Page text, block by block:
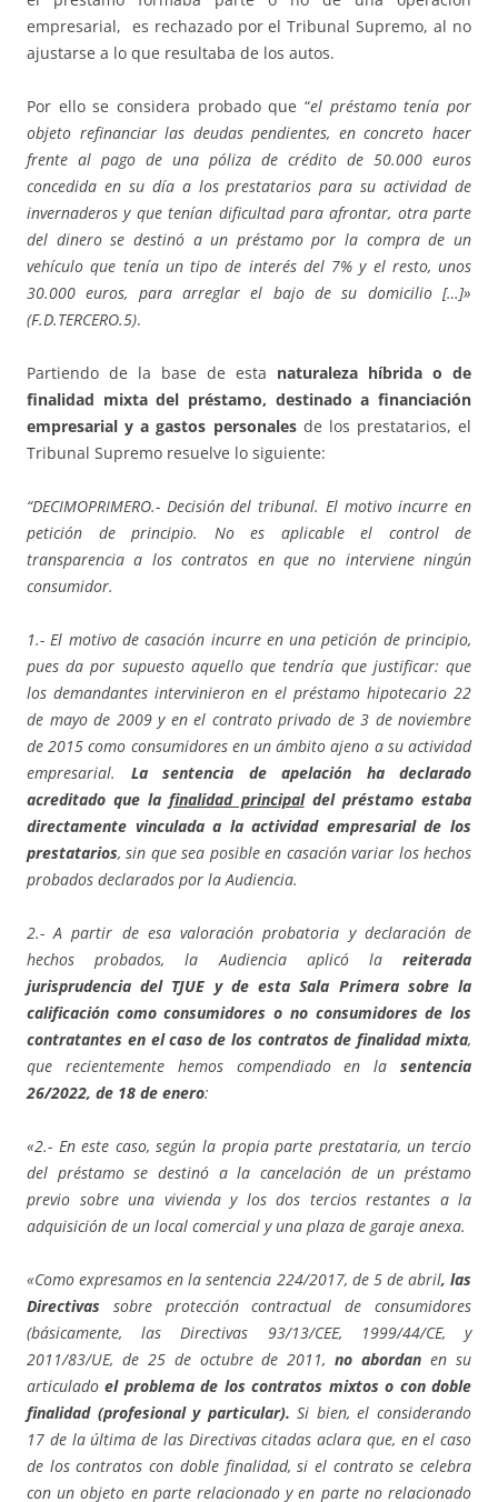
empresarial, es rechazado por el Tribunal Supremo, al no
ajustarse a lo que resultaba de los autos.
Por ello se considera probado que “el préstamo tenía por
objeto refinanciar las deudas pendientes, en concreto hacer
frente al pago de una póliza de crédito de 50.000 euros
concedida en su día a los prestatarios para su actividad de
invernaderos y que tenían dificultad para afrontar, otra parte
del dinero se destinó a un préstamo por la compra de un
vehículo que tenía un tipo de interés del 7% y el resto, unos
30.000 euros, para arreglar el bajo de su domicilio […]»
(F.D.TERCERO.5).
Partiendo de la base de esta naturaleza híbrida o de
finalidad mixta del préstamo, destinado a financiación
empresarial y a gastos personalesde los prestatarios, el
Tribunal Supremo resuelve lo siguiente:
“DECIMOPRIMERO.- Decisión del tribunal. El motivo incurre en
petición de principio. No es aplicable el control de
transparencia a los contratos en que no interviene ningún
consumidor.
1.- El motivo de casación incurre en una petición de principio,
pues da por supuesto aquello que tendría que justificar: que
los demandantes intervinieron en el préstamo hipotecario 22
de mayo de 2009 y en el contrato privado de 3 de noviembre
de 2015 como consumidores en un ámbito ajeno a su actividad
empresarial. La sentencia de apelación ha declarado
acreditado que lafinalidad principaldel préstamo estaba
directamente vinculada a la actividad empresarial de los
prestatarios, sin que sea posible en casación variar los hechos
probados declarados por la Audiencia.
2.- A partir de esa valoración probatoria y declaración de
hechos probados, la Audiencia aplicó la reiterada
jurisprudencia del TJUE y de esta Sala Primera sobre la
calificación como consumidores o no consumidores de los
contratantes en el caso de los contratos de finalidad mixta,
que recientemente hemos compendiado en la sentencia
26/2022, de 18 de enero:
«2.- En este caso, según la propia parte prestataria, un tercio
del préstamo se destinó a la cancelación de un préstamo
previo sobre una vivienda y los dos tercios restantes a la
adquisición de un local comercial y una plaza de garaje anexa.
«Como expresamos en la sentencia 224/2017, de 5 de abril, las
Directivas sobre protección contractual de consumidores
(básicamente, las Directivas 93/13/CEE, 1999/44/CE, y
2011/83/UE, de 25 de octubre de 2011,no abordan en su
articuladoel problema de los contratos mixtos o con doble
finalidad (profesional y particular).Si bien, el considerando
17 de la última de las Directivas citadas aclara que, en el caso
de los contratos con doble finalidad, si el contrato se celebra
con un objeto en parte relacionado y en parte no relacionado